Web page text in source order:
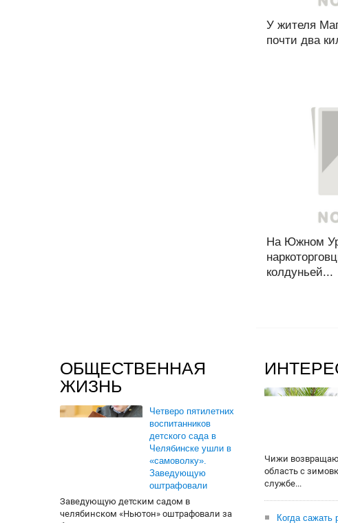
У жителя
почти два
На Южном
колдуньей...
ОБЩЕСТВЕННАЯ
ЖИЗНЬ
Четверо пятилетних
воспитанников
детского сада в
Челябинске ушли в
«самоволку».
Заведующую
оштрафовали
Заведующую детским садом в
челябинском «Ньютон» оштрафовали за
Чижи
область с
службе...
Когда сажать